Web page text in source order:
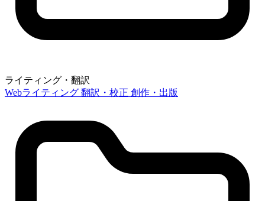
ライティング・翻訳
Webライティング 翻訳・校正 創作・出版